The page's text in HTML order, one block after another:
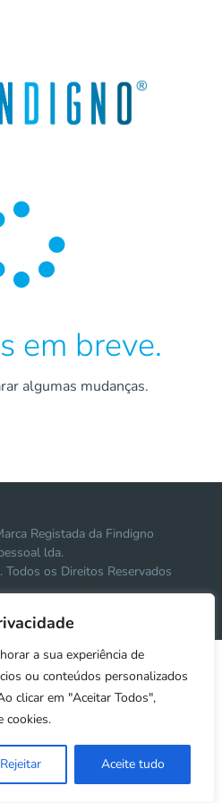
a sua experiência de
ou conteúdos personalizados
clicar em "Aceitar Todos",
cookies.
Rejeitar Aceite tudo
em breve.
algumas mudanças.
Registada da Findigno
lda.
Todos os Direitos Reservados